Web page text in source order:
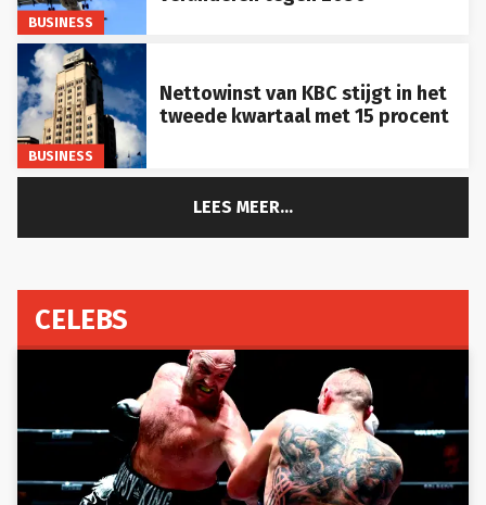
BUSINESS
BUSINESS
Nettowinst van KBC stijgt in het
tweede kwartaal met 15 procent
LEES MEER...
CELEBS